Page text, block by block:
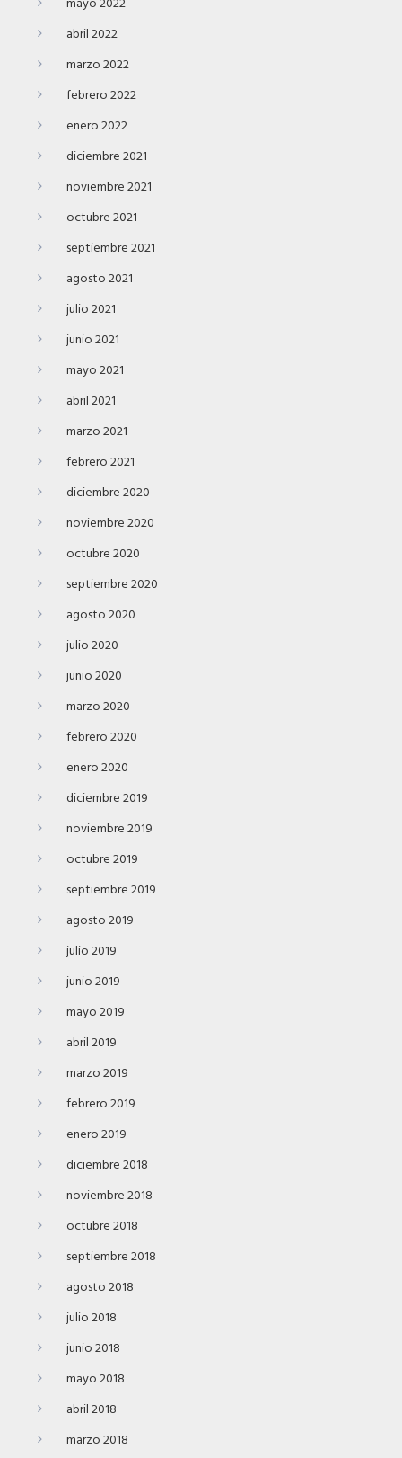
abril 2022
marzo 2022
febrero 2022
enero 2022
diciembre 2021
noviembre 2021
octubre 2021
septiembre 2021
agosto 2021
julio 2021
junio 2021
mayo 2021
abril 2021
marzo 2021
febrero 2021
diciembre 2020
noviembre 2020
octubre 2020
septiembre 2020
agosto 2020
julio 2020
junio 2020
marzo 2020
febrero 2020
enero 2020
diciembre 2019
noviembre 2019
octubre 2019
septiembre 2019
agosto 2019
julio 2019
junio 2019
mayo 2019
abril 2019
marzo 2019
febrero 2019
enero 2019
diciembre 2018
noviembre 2018
octubre 2018
septiembre 2018
agosto 2018
julio 2018
junio 2018
mayo 2018
abril 2018
marzo 2018